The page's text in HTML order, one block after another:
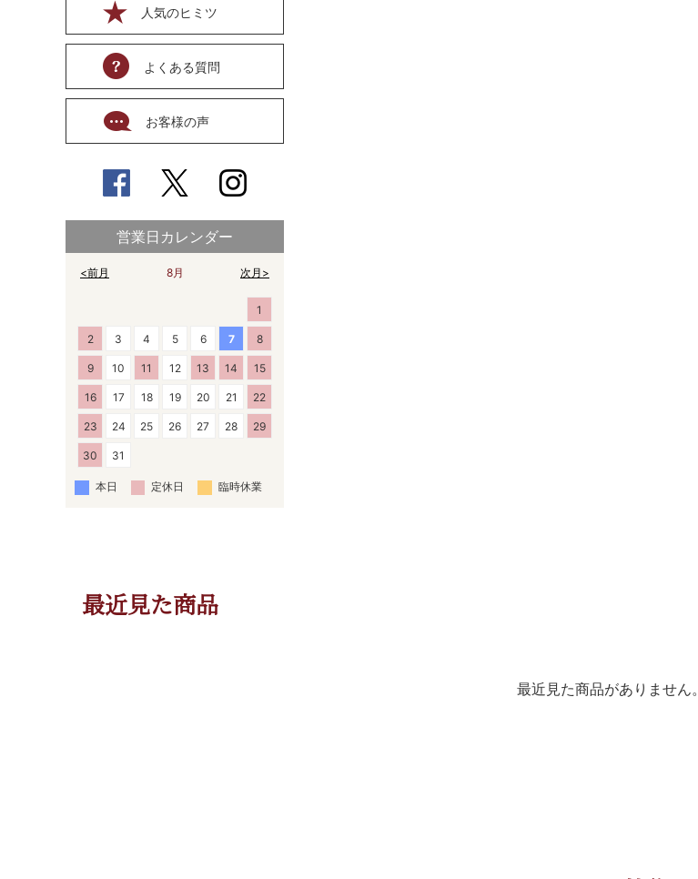
人気のヒミツ
よくある質問
お客様の声
営業日カレンダー
8月
<前月 次月>
1
2 3 4 5 6 7 8
9 10 11 12 13 14 15
16 17 18 19 20 21 22
23 24 25 26 27 28 29
30 31
本日 定休日 臨時休業
最近見た商品
最近見た商品がありません。